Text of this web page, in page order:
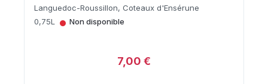
Languedoc-Roussillon, Coteaux d'Ensérune
0,75L
• Non disponible
7,00 €